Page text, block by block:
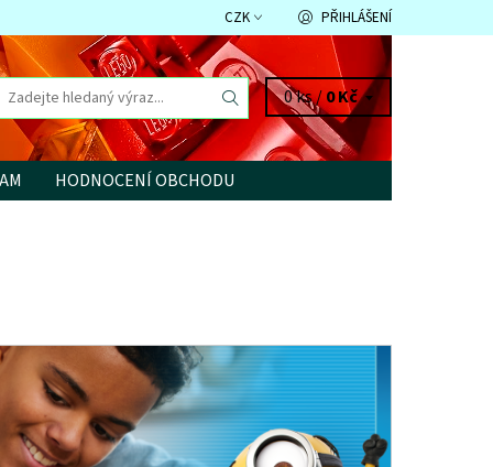
CZK PŘIHLÁŠENÍ
0 ks /0 Kč
HODNOCENÍ OBCHODU